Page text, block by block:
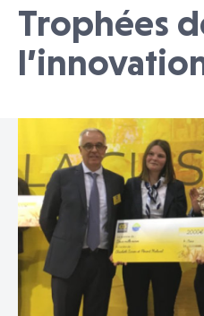
Trophées